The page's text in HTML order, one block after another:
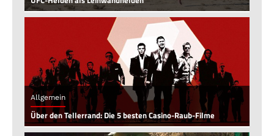
Allgemein
Über den Tellerrand: Die 5 besten Casino-Raub-Filme